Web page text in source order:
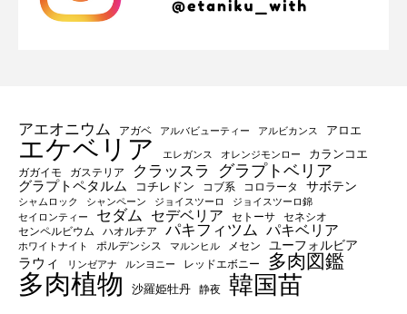
アエオニウム アガベ アルバビューティー アルビカンス アロエ
エケベリア エレガンス オレンジモンロー カランコエ
ガガイモ ガステリア クラッスラ グラプトベリア
グラプトペタルム コチレドン コブ系 コロラータ サボテン
シャムロック シャンペーン ジョイスツーロ
ジョイスツーロ錦
セイロンティー
セダム セデベリア セトーサ
セネシオ
センペルビウム
ハオルチア パキフィツム パキベリア
ホワイトナイト ポルデンシス マルンヒル メセン
ユーフォルビア
ラウィ
リンゼアナ ルンヨニー レッドエボニー 多肉図鑑
多肉植物 沙羅姫牡丹 静夜 韓国苗